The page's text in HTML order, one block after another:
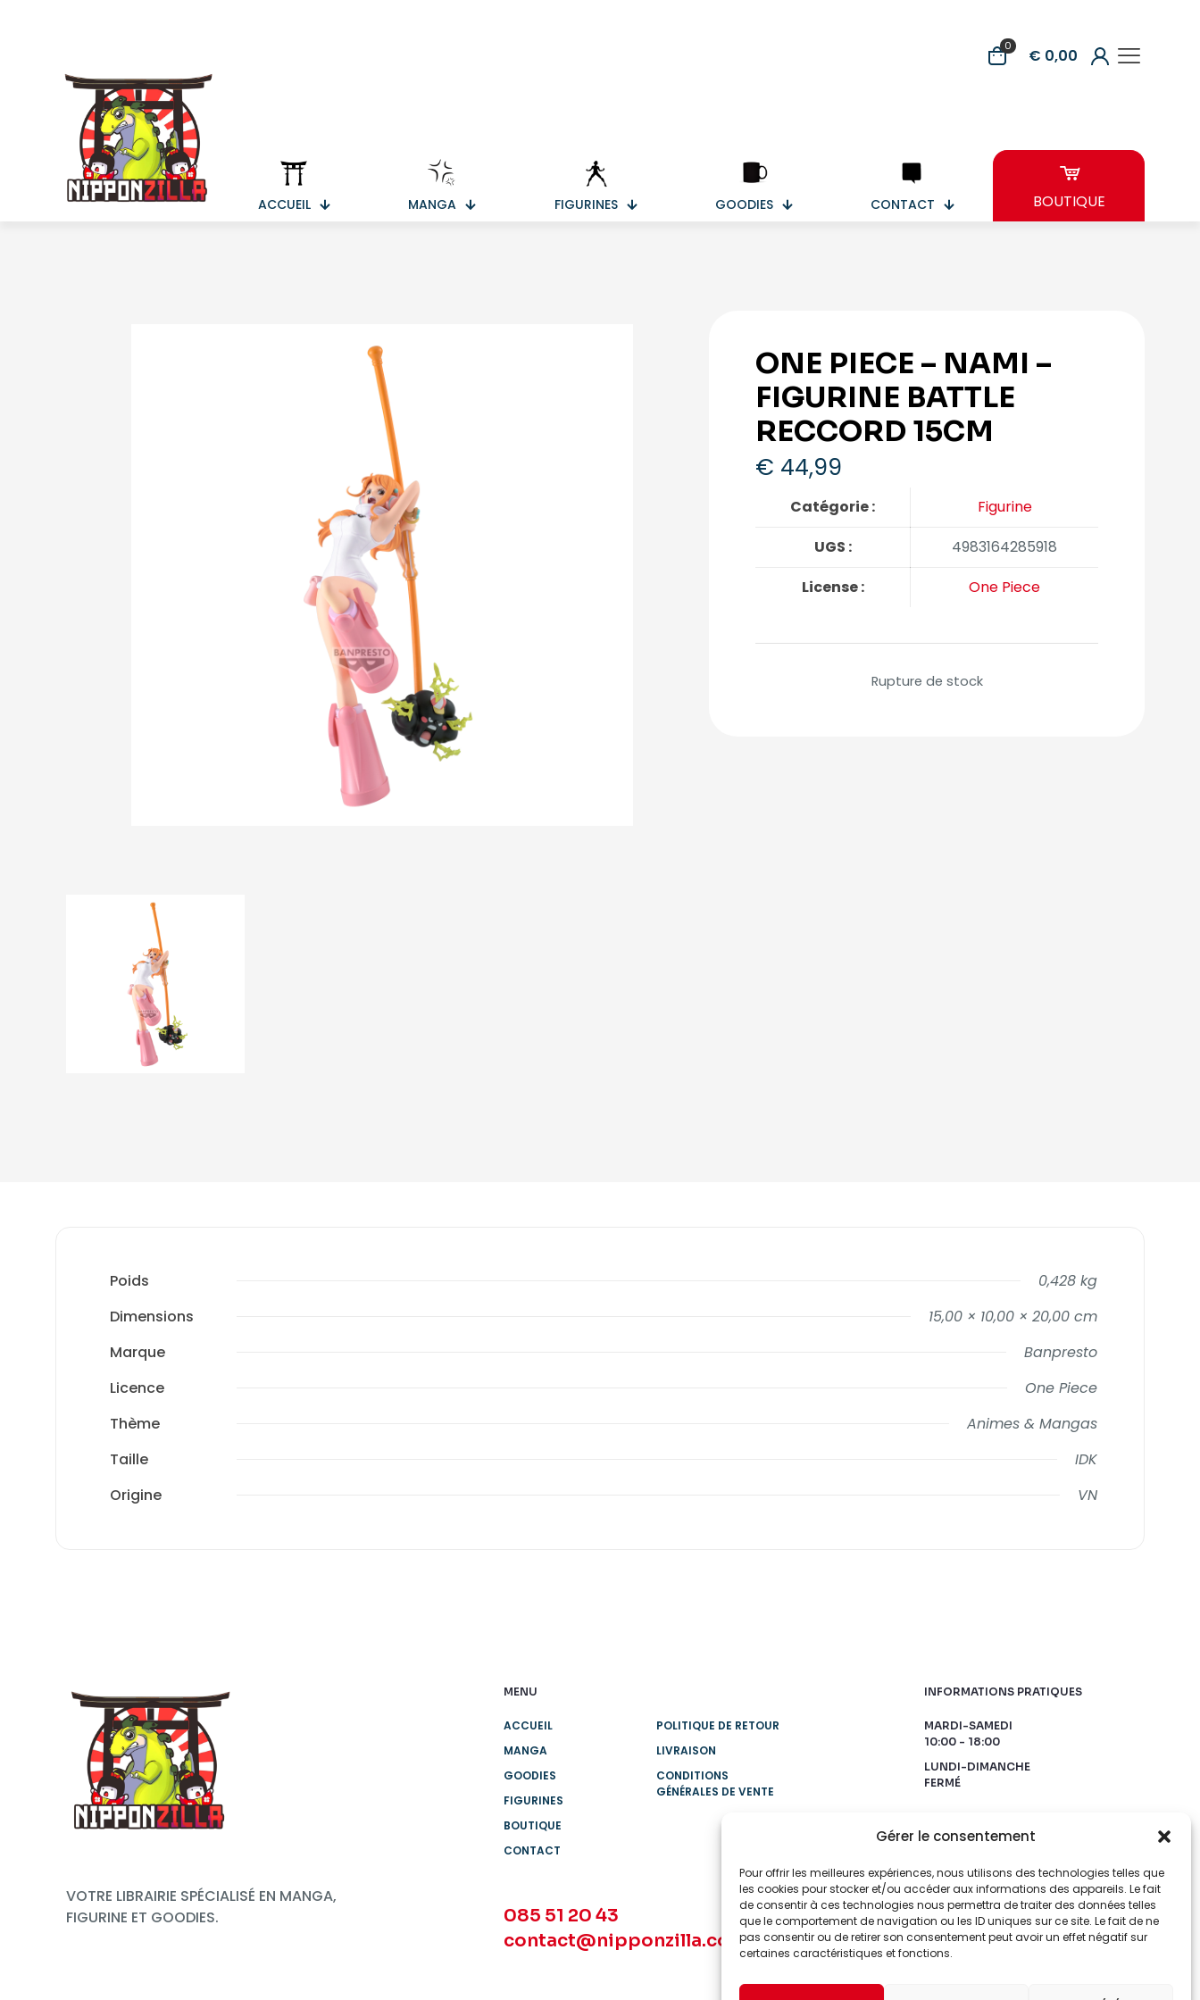
Gérer le consentement
Pour offrir les meilleures expériences, nous utilisons des technologies telles que
les cookies pour stocker et/ou accéder aux informations des appareils. Le fait
de consentir à ces technologies nous permettra de traiter des données telles
que le comportement de navigation ou les ID uniques sur ce site. Le fait de ne
pas consentir ou de retirer son consentement peut avoir un effet négatif sur
certaines caractéristiques et fonctions.
0 € 0,00
ACCUEIL MANGA FIGURINES GOODIES CONTACT BOUTIQUE
ONE PIECE – NAMI –
FIGURINE BATTLE
RECCORD 15CM
€ 44,99
Catégorie :
Figurine
UGS :
4983164285918
License :
One Piece
Rupture de stock
Poids
0,428 kg
Dimensions
15,00 × 10,00 × 20,00 cm
Marque
Banpresto
Licence
One Piece
Thème
Animes & Mangas
Taille
IDK
Origine
VN
VOTRE LIBRAIRIE SPÉCIALISÉ EN MANGA,
FIGURINE ET GOODIES.
MENU
ACCUEIL
MANGA
GOODIES
FIGURINES
BOUTIQUE
CONTACT
POLITIQUE DE RETOUR
LIVRAISON
CONDITIONS
GÉNÉRALES DE VENTE
085 51 20 43
contact@nipponzilla.com
INFORMATIONS PRATIQUES
MARDI-SAMEDI
10:00 - 18:00
LUNDI-DIMANCHE
FERMÉ